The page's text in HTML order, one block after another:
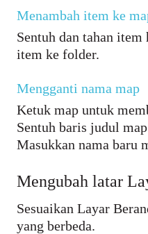
Menambah item ke
Sentuh dan tahan
item ke folder.
Mengganti nama map
Ketuk map untuk
Sentuh baris judul
Masukkan nama baru
Mengubah latar
Sesuaikan Layar
yang berbeda.